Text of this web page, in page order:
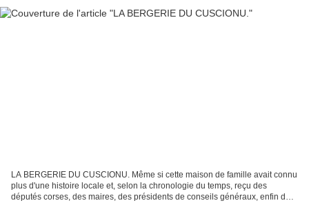
LA BERGERIE DU CUSCIONU. Même si cette maison de famille avait connu
plus d'une histoire locale et, selon la chronologie du temps, reçu des
députés corses, des maires, des présidents de conseils généraux, enfin des